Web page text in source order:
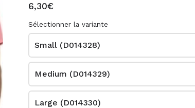
(D015140) Bonnet
de bain noir On va
se revoir
3,15€
6,30€
Sélectionner la variante
Small (D014328)
Medium (D014329)
Large (D014330)